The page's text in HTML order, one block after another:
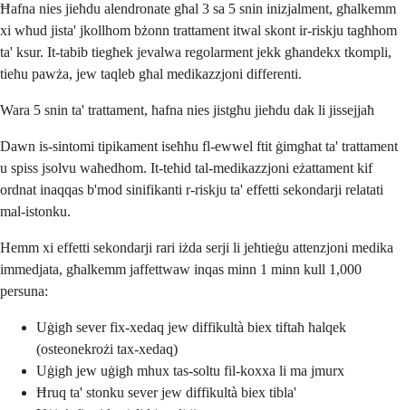
Ħafna nies jieħdu alendronate għal 3 sa 5 snin inizjalment, għalkemm
xi wħud jista' jkollhom bżonn trattament itwal skont ir-riskju tagħhom
ta' ksur. It-tabib tiegħek jevalwa regolarment jekk għandekx tkompli,
tieħu pawża, jew taqleb għal medikazzjoni differenti.
Wara 5 snin ta' trattament, ħafna nies jistgħu jieħdu dak li jissejjaħ
Dawn is-sintomi tipikament iseħħu fl-ewwel ftit ġimgħat ta' trattament
u spiss jsolvu waħedhom. It-teħid tal-medikazzjoni eżattament kif
ordnat inaqqas b'mod sinifikanti r-riskju ta' effetti sekondarji relatati
mal-istonku.
Hemm xi effetti sekondarji rari iżda serji li jeħtieġu attenzjoni medika
immedjata, għalkemm jaffettwaw inqas minn 1 minn kull 1,000
persuna:
Uġigħ sever fix-xedaq jew diffikultà biex tiftaħ ħalqek
(osteonekrożi tax-xedaq)
Uġigħ jew uġigħ mhux tas-soltu fil-koxxa li ma jmurx
Ħruq ta' stonku sever jew diffikultà biex tibla'